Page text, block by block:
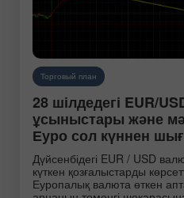
Торговый план
28 шілдедегі EUR/
ұсыныстары және
Еуро сол күннен
Дүйсенбідегі EUR / USD
күткен қозғалыстарды
Еуропалық валюта өткен